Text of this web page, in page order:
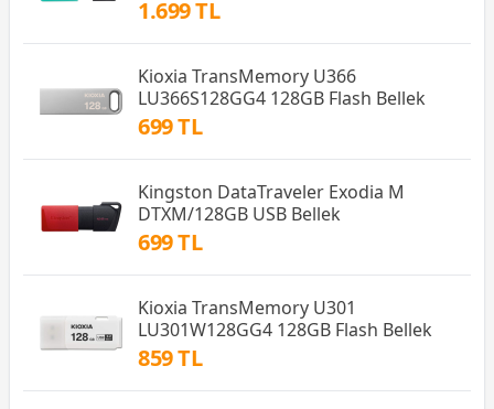
1.699 TL
Kioxia TransMemory U366
LU366S128GG4 128GB Flash Bellek
699 TL
Kingston DataTraveler Exodia M
DTXM/128GB USB Bellek
699 TL
Kioxia TransMemory U301
LU301W128GG4 128GB Flash Bellek
859 TL